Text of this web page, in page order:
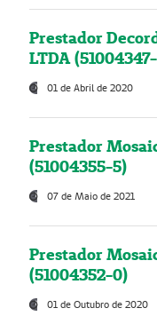
Prestador
LTDA
01 de Abril de 2020
Prestador
(51004355-5)
07 de Maio de 2021
Prestador
(51004352-0)
01 de Outubro de 2020